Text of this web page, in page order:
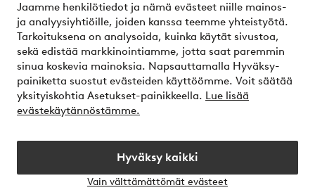
Jaamme henkilötiedot ja nämä evästeet niille mainos-
ja analyysiyhtiöille, joiden kanssa teemme yhteistyötä.
Tarkoituksena on analysoida, kuinka käytät sivustoa,
sekä edistää markkinointiamme, jotta saat paremmin
sinua koskevia mainoksia. Napsauttamalla Hyväksy-
painiketta suostut evästeiden käyttöömme. Voit säätää
yksityiskohtia Asetukset-painikkeella. Lue lisää
evästekäytännöstämme.
Hyväksy kaikki
Vain välttämättömät evästeet
Turvalliset maksut – maksa nyt tai erissä
Haluatko tietää lisää maksuvaihtoehdoistamme?
elpy